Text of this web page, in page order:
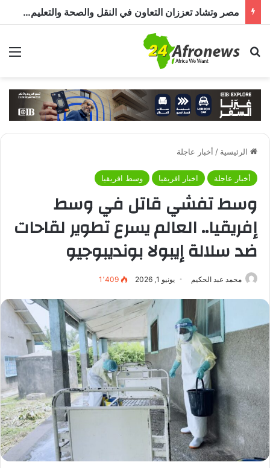
بحث عن
الرئيسية / أخبار عاجلة
أخبار عاجلة اخبار افريقيا وسط افريقيا
وسط تفشي قاتل في وسط
إفريقيا.. العالم يسرع تطوير لقاحات
ضد سلالة إيبولا بونديبوجيو
محمد عبد الحكيم يونيو 1, 2026 1٬409